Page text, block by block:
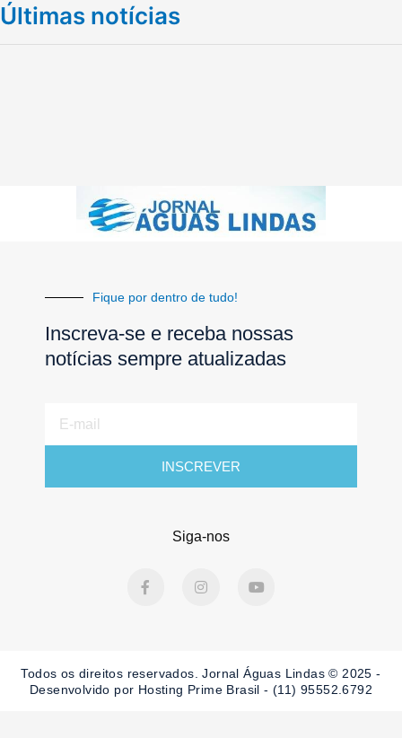
Últimas notícias
Fique por dentro de tudo!
Inscreva-se e receba nossas
notícias sempre atualizadas
mail
INSCREVER
Siga-nos
a
k
-
n
a
m
o
Todos os direitos reservados. Jornal Águas Lindas © 2025 -
Desenvolvido por Hosting Prime Brasil - (11) 95552.6792